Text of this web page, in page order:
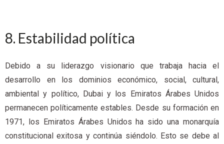
8. Estabilidad política
Debido a su liderazgo visionario que trabaja hacia el
desarrollo en los dominios económico, social, cultural,
ambiental y político, Dubai y los Emiratos Árabes Unidos
permanecen políticamente estables. Desde su formación en
1971, los Emiratos Árabes Unidos ha sido una monarquía
constitucional exitosa y continúa siéndolo. Esto se debe al